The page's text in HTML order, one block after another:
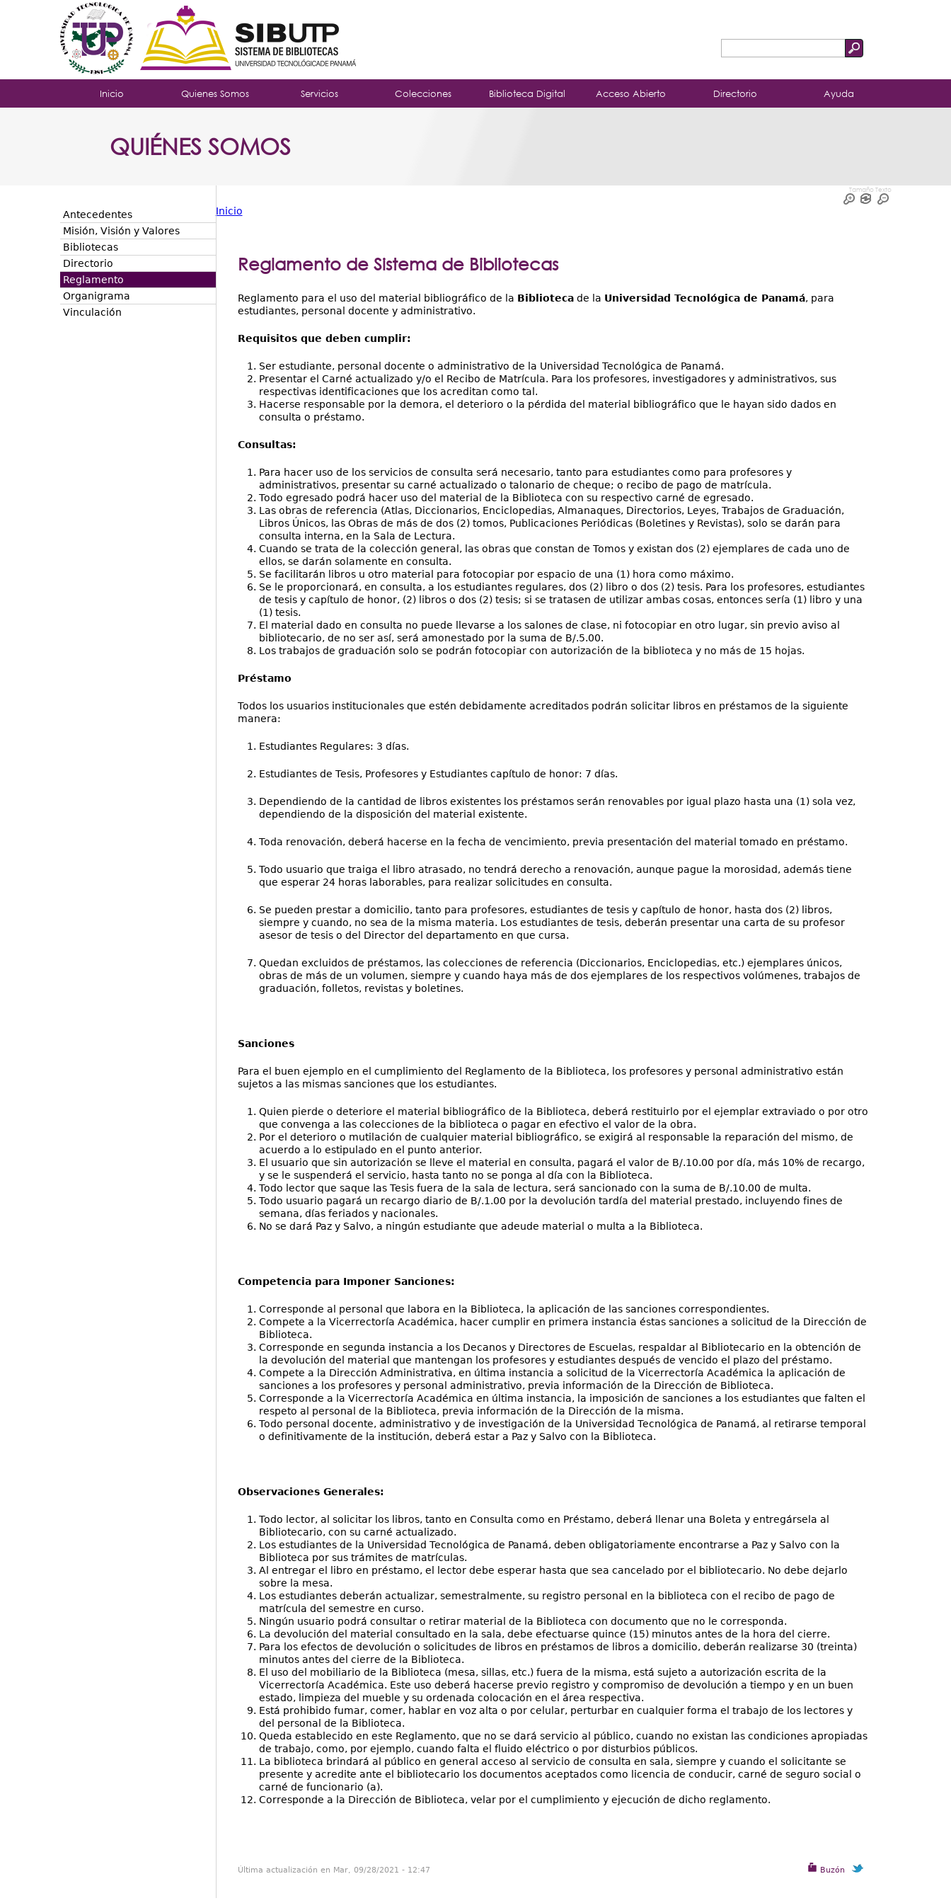
de
Tropical
Principal
Inicio Quienes Somos Servicios Colecciones Biblioteca Digital Acceso Abierto Directorio Ayuda
QUIÉNES SOMOS
Tamaño Texto
está
Inicio
Reglamento de Sistema de Bibliotecas
Reglamento para el uso del material bibliográfico de la Bibliotecade la Universidad Tecnológica de Panamá, para
estudiantes, personal docente y administrativo.
Requisitos que deben cumplir:
Ser estudiante, personal docente o administrativo de la Universidad Tecnológica de Panamá.
Presentar el Carné actualizado y/o el Recibo de Matrícula. Para los profesores, investigadores y administrativos, sus
respectivas identificaciones que los acreditan como tal.
Hacerse responsable por la demora, el deterioro o la pérdida del material bibliográfico que le hayan sido dados en
consulta o préstamo.
Consultas:
Para hacer uso de los servicios de consulta será necesario, tanto para estudiantes como para profesores y
administrativos, presentar su carné actualizado o talonario de cheque; o recibo de pago de matrícula.
Todo egresado podrá hacer uso del material de la Biblioteca con su respectivo carné de egresado.
Las obras de referencia (Atlas, Diccionarios, Enciclopedias, Almanaques, Directorios, Leyes, Trabajos de Graduación,
Libros Únicos, las Obras de más de dos (2) tomos, Publicaciones Periódicas (Boletines y Revistas), solo se darán para
consulta interna, en la Sala de Lectura.
Cuando se trata de la colección general, las obras que constan de Tomos y existan dos (2) ejemplares de cada uno de
ellos, se darán solamente en consulta.
Se facilitarán libros u otro material para fotocopiar por espacio de una (1) hora como máximo.
Se le proporcionará, en consulta, a los estudiantes regulares, dos (2) libro o dos (2) tesis. Para los profesores, estudiantes
de tesis y capítulo de honor, (2) libros o dos (2) tesis; si se tratasen de utilizar ambas cosas, entonces sería (1) libro y una
(1) tesis.
El material dado en consulta no puede llevarse a los salones de clase, ni fotocopiar en otro lugar, sin previo aviso al
bibliotecario, de no ser así, será amonestado por la suma de B/.5.00.
Los trabajos de graduación solo se podrán fotocopiar con autorización de la biblioteca y no más de 15 hojas.
Préstamo
Todos los usuarios institucionales que estén debidamente acreditados podrán solicitar libros en préstamos de la siguiente
manera:
Estudiantes Regulares: 3 días.
Estudiantes de Tesis, Profesores y Estudiantes capítulo de honor: 7 días.
Dependiendo de la cantidad de libros existentes los préstamos serán renovables por igual plazo hasta una (1) sola vez,
dependiendo de la disposición del material existente.
Toda renovación, deberá hacerse en la fecha de vencimiento, previa presentación del material tomado en préstamo.
Todo usuario que traiga el libro atrasado, no tendrá derecho a renovación, aunque pague la morosidad, además tiene
que esperar 24 horas laborables, para realizar solicitudes en consulta.
Se pueden prestar a domicilio, tanto para profesores, estudiantes de tesis y capítulo de honor, hasta dos (2) libros,
siempre y cuando, no sea de la misma materia. Los estudiantes de tesis, deberán presentar una carta de su profesor
asesor de tesis o del Director del departamento en que cursa.
Quedan excluidos de préstamos, las colecciones de referencia (Diccionarios, Enciclopedias, etc.) ejemplares únicos,
obras de más de un volumen, siempre y cuando haya más de dos ejemplares de los respectivos volúmenes, trabajos de
graduación, folletos, revistas y boletines.
Sanciones
Para el buen ejemplo en el cumplimiento del Reglamento de la Biblioteca, los profesores y personal administrativo están
sujetos a las mismas sanciones que los estudiantes.
Quien pierde o deteriore el material bibliográfico de la Biblioteca, deberá restituirlo por el ejemplar extraviado o por otro
que convenga a las colecciones de la biblioteca o pagar en efectivo el valor de la obra.
Por el deterioro o mutilación de cualquier material bibliográfico, se exigirá al responsable la reparación del mismo, de
acuerdo a lo estipulado en el punto anterior.
El usuario que sin autorización se lleve el material en consulta, pagará el valor de B/.10.00 por día, más 10% de recargo,
y se le suspenderá el servicio, hasta tanto no se ponga al día con la Biblioteca.
Todo lector que saque las Tesis fuera de la sala de lectura, será sancionado con la suma de B/.10.00 de multa.
Todo usuario pagará un recargo diario de B/.1.00 por la devolución tardía del material prestado, incluyendo fines de
semana, días feriados y nacionales.
No se dará Paz y Salvo, a ningún estudiante que adeude material o multa a la Biblioteca.
Competencia para Imponer Sanciones:
Corresponde al personal que labora en la Biblioteca, la aplicación de las sanciones correspondientes.
Compete a la Vicerrectoría Académica, hacer cumplir en primera instancia éstas sanciones a solicitud de la Dirección de
Biblioteca.
Corresponde en segunda instancia a los Decanos y Directores de Escuelas, respaldar al Bibliotecario en la obtención de
la devolución del material que mantengan los profesores y estudiantes después de vencido el plazo del préstamo.
Compete a la Dirección Administrativa, en última instancia a solicitud de la Vicerrectoría Académica la aplicación de
sanciones a los profesores y personal administrativo, previa información de la Dirección de Biblioteca.
Corresponde a la Vicerrectoría Académica en última instancia, la imposición de sanciones a los estudiantes que falten el
respeto al personal de la Biblioteca, previa información de la Dirección de la misma.
Todo personal docente, administrativo y de investigación de la Universidad Tecnológica de Panamá, al retirarse temporal
o definitivamente de la institución, deberá estar a Paz y Salvo con la Biblioteca.
Observaciones Generales:
Todo lector, al solicitar los libros, tanto en Consulta como en Préstamo, deberá llenar una Boleta y entregársela al
Bibliotecario, con su carné actualizado.
Los estudiantes de la Universidad Tecnológica de Panamá, deben obligatoriamente encontrarse a Paz y Salvo con la
Biblioteca por sus trámites de matrículas.
Al entregar el libro en préstamo, el lector debe esperar hasta que sea cancelado por el bibliotecario. No debe dejarlo
sobre la mesa.
Los estudiantes deberán actualizar, semestralmente, su registro personal en la biblioteca con el recibo de pago de
matrícula del semestre en curso.
Ningún usuario podrá consultar o retirar material de la Biblioteca con documento que no le corresponda.
La devolución del material consultado en la sala, debe efectuarse quince (15) minutos antes de la hora del cierre.
Para los efectos de devolución o solicitudes de libros en préstamos de libros a domicilio, deberán realizarse 30 (treinta)
minutos antes del cierre de la Biblioteca.
El uso del mobiliario de la Biblioteca (mesa, sillas, etc.) fuera de la misma, está sujeto a autorización escrita de la
Vicerrectoría Académica. Este uso deberá hacerse previo registro y compromiso de devolución a tiempo y en un buen
estado, limpieza del mueble y su ordenada colocación en el área respectiva.
Está prohibido fumar, comer, hablar en voz alta o por celular, perturbar en cualquier forma el trabajo de los lectores y
del personal de la Biblioteca.
Queda establecido en este Reglamento, que no se dará servicio al público, cuando no existan las condiciones apropiadas
de trabajo, como, por ejemplo, cuando falta el fluido eléctrico o por disturbios públicos.
La biblioteca brindará al público en general acceso al servicio de consulta en sala, siempre y cuando el solicitante se
presente y acredite ante el bibliotecario los documentos aceptados como licencia de conducir, carné de seguro social o
carné de funcionario (a).
Corresponde a la Dirección de Biblioteca, velar por el cumplimiento y ejecución de dicho reglamento.
Buzón
Última actualización en Mar, 09/28/2021 - 12:47
Antecedentes
Misión, Visión y Valores
Bibliotecas
Directorio
Reglamento
Organigrama
Vinculación